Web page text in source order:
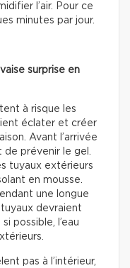
l’air. Pour ce
minutes par jour.
surprise en
à risque les
éclater et créer
Avant l’arrivée
de prévenir le gel.
tuyaux extérieurs
en mousse.
une longue
tuyaux devraient
possible, l’eau
pas à l’intérieur,